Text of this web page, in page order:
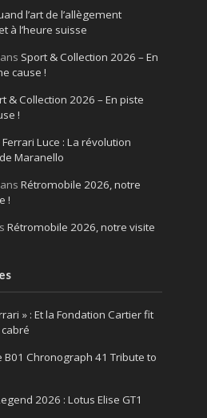
l’art de l’allègement
à l’heure suisse
Sport & Collection 2026 – En
cause !
& Collection 2026 – En piste
!
Ferrari Luce : La révolution
Maranello
Rétromobile 2026, notre
!
Rétromobile 2026, notre visite
» : Et la Fondation Cartier fit
B01 Chronograph 41 Tribute to
2026 : Lotus Elise GT1